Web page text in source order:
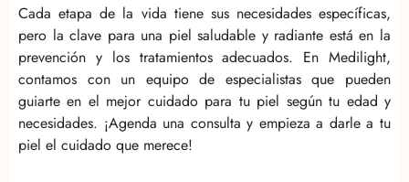
Cada etapa de la vida tiene sus necesidades específicas,
pero la clave para una piel saludable y radiante está en la
prevención y los tratamientos adecuados. En Medilight,
contamos con un equipo de especialistas que pueden
guiarte en el mejor cuidado para tu piel según tu edad y
necesidades. ¡Agenda una consulta y empieza a darle a tu
piel el cuidado que merece!